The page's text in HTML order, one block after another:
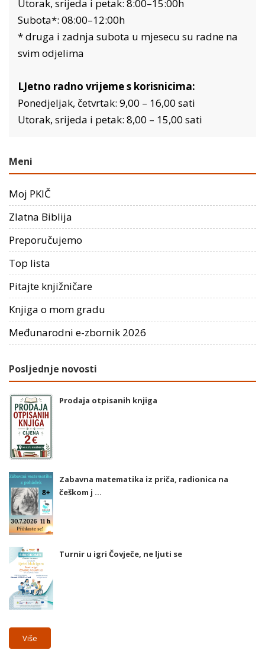
Utorak, srijeda i petak: 8:00–15:00h
Subota*: 08:00–12:00h
* druga i zadnja subota u mjesecu su radne na
svim odjelima
LJetno radno vrijeme s korisnicima:
Ponedjeljak, četvrtak: 9,00 – 16,00 sati
Utorak, srijeda i petak: 8,00 – 15,00 sati
Meni
Moj PKIČ
Zlatna Biblija
Preporučujemo
Top lista
Pitajte knjižničare
Knjiga o mom gradu
Međunarodni e-zbornik 2026
Posljednje novosti
Prodaja otpisanih knjiga
Zabavna matematika iz priča, radionica na
češkom j ...
Turnir u igri Čovječe, ne ljuti se
Više